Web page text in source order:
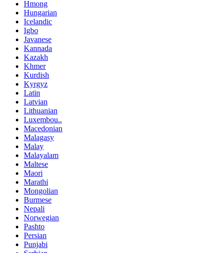
Hmong
Hungarian
Icelandic
Igbo
Javanese
Kannada
Kazakh
Khmer
Kurdish
Kyrgyz
Latin
Latvian
Lithuanian
Luxembou..
Macedonian
Malagasy
Malay
Malayalam
Maltese
Maori
Marathi
Mongolian
Burmese
Nepali
Norwegian
Pashto
Persian
Punjabi